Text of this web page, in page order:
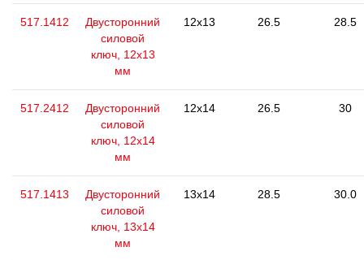
517.1412
Двусторонний
силовой
ключ, 12x13
мм
12x13 26.5 28.5
517.2412
Двусторонний
силовой
ключ, 12x14
мм
12x14 26.5 30
517.1413
Двусторонний
силовой
ключ, 13x14
мм
13x14 28.5 30.0